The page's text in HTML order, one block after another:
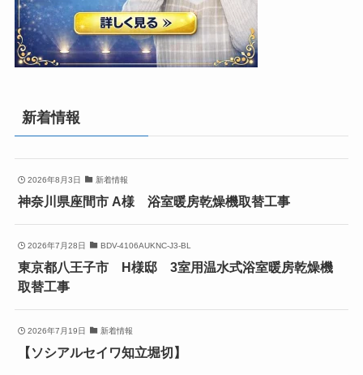
新着情報
2026年8月3日 新着情報
神奈川県座間市 A様 浴室暖房乾燥機取替工事
2026年7月28日 BDV-4106AUKNC-J3-BL
東京都八王子市 H様邸 3室用温水式浴室暖房乾燥機
取替工事
2026年7月19日 新着情報
【ソシアルセイワ知立堀切】